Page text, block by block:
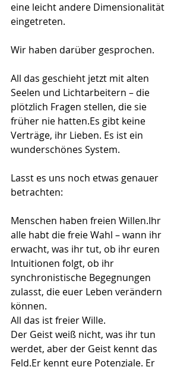
eine leicht andere Dimensionalität
eingetreten.
Wir haben darüber gesprochen.
All das geschieht jetzt mit alten
Seelen und Lichtarbeitern – die
plötzlich Fragen stellen, die sie
früher nie hatten.Es gibt keine
Verträge, ihr Lieben. Es ist ein
wunderschönes System.
Lasst es uns noch etwas genauer
betrachten:
Menschen haben freien Willen.Ihr
alle habt die freie Wahl – wann ihr
erwacht, was ihr tut, ob ihr euren
Intuitionen folgt, ob ihr
synchronistische Begegnungen
zulasst, die euer Leben verändern
können.
All das ist freier Wille.
Der Geist weiß nicht, was ihr tun
werdet, aber der Geist kennt das
Feld.Er kennt eure Potenziale. Er